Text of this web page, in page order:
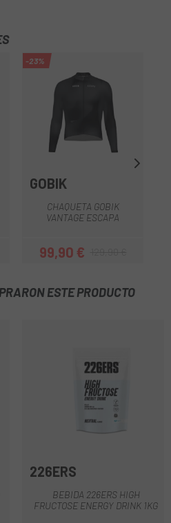
-23%
GOBIK
CHAQUETA GOBIK
VANTAGE ESCAPA
Precio
99,90 €Precio regular
ESTE PRODUCTO
226ERS
BEBIDA 226ERS HIGH
FRUCTOSE ENERGY DRINK 1KG